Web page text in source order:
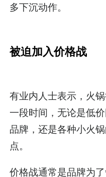
多下沉动作。
被迫加入价格战
有业内人士表示，火
一段时间，无论是低
品牌，还是各种小火
点。
价格战通常是品牌为